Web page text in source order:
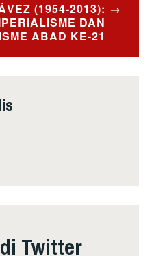
(1954-2013):
DAN
ABAD KE-21
Twitter